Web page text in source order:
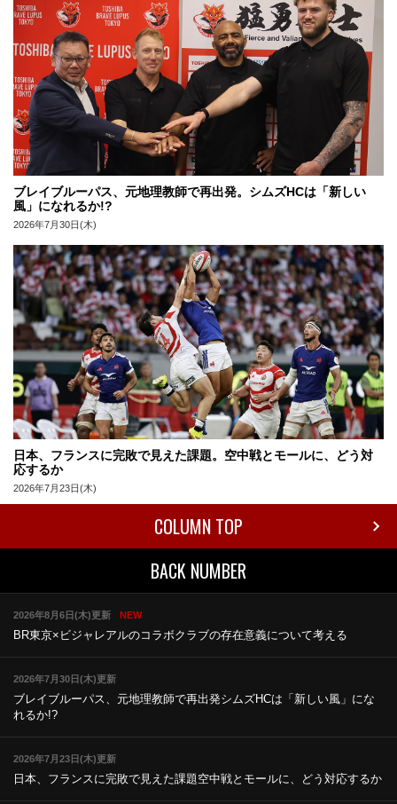
ブレイブルーパス、元地理教師で再出発。シムズHCは「新しい
風」になれるか!?
2026年7月30日(木)
日本、フランスに完敗で見えた課題。空中戦とモールに、どう対
応するか
2026年7月23日(木)
COLUMN TOP
BACK NUMBER
2026年8月6日(木)更新 NEW
BR東京×ビジャレアルのコラボクラブの存在意義について考える
2026年7月30日(木)更新
ブレイブルーパス、元地理教師で再出発シムズHCは「新しい風」にな
れるか!?
2026年7月23日(木)更新
日本、フランスに完敗で見えた課題空中戦とモールに、どう対応するか